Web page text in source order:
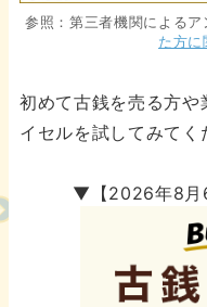
参照：第三者機関による
た方に
初めて古銭を売る方
イセルを試してみてく
▼【2026年8月